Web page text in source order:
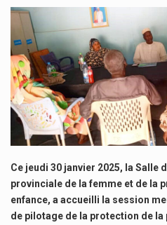
Ce jeudi 30 janvier 2025, la Salle
provinciale de la femme et de la
enfance, a accueilli la session
de pilotage de la protection de la